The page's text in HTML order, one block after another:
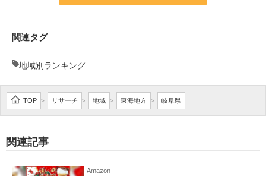
関連タグ
地域別ランキング
TOP > リサーチ > 地域 > 東海地方 > 岐阜県
関連記事
Amazon